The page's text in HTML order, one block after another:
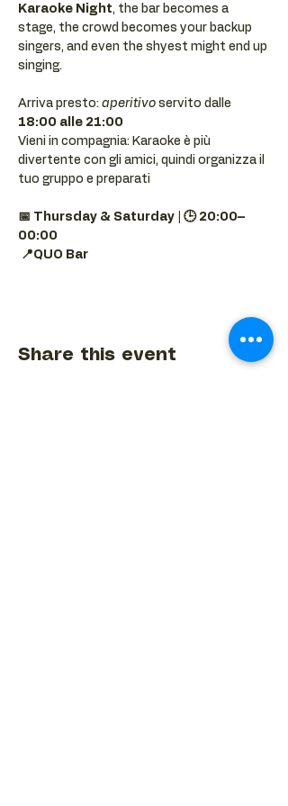
Karaoke Night, the bar becomes a
stage, the crowd becomes your backup
singers, and even the shyest might end up
singing.
Arriva presto: aperitivo servito dalle
18:00 alle 21:00
Vieni in compagnia: Karaoke è più
divertente con gli amici, quindi organizza il
tuo gruppo e preparati
📅 Thursday & Saturday | 🕒 20:00–
00:00
📍QUO Bar
Share this event